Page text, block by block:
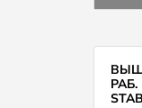
РАБ.